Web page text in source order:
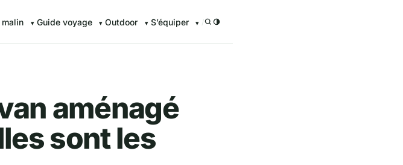
malin Guide voyage Outdoor S’équiper /
aménagé
sont les